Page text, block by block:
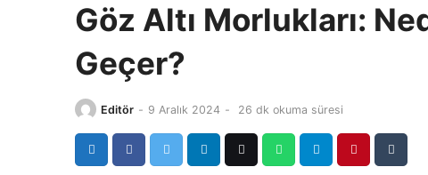
Göz Altı Morlukları:
Geçer?
Editör - 9 Aralık 2024 - 26 dk okuma süresi